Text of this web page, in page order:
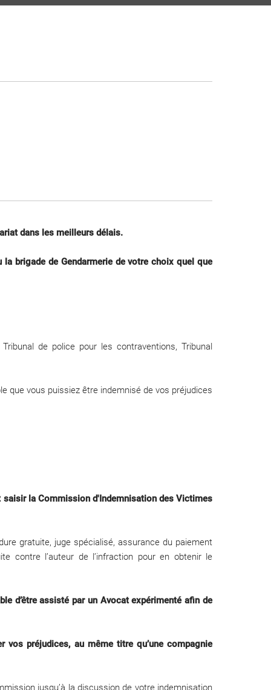
dans les meilleurs délais.
brigade de Gendarmerie de votre choix quel que
de police pour les contraventions, Tribunal
que vous puissiez être indemnisé de vos préjudices
la Commission d'Indemnisation des Victimes
gratuite, juge spécialisé, assurance du paiement
contre l’auteur de l’infraction pour en obtenir le
d’être assisté par un Avocat expérimenté afin de
vos préjudices, au même titre qu’une compagnie
jusqu’à la discussion de votre indemnisation